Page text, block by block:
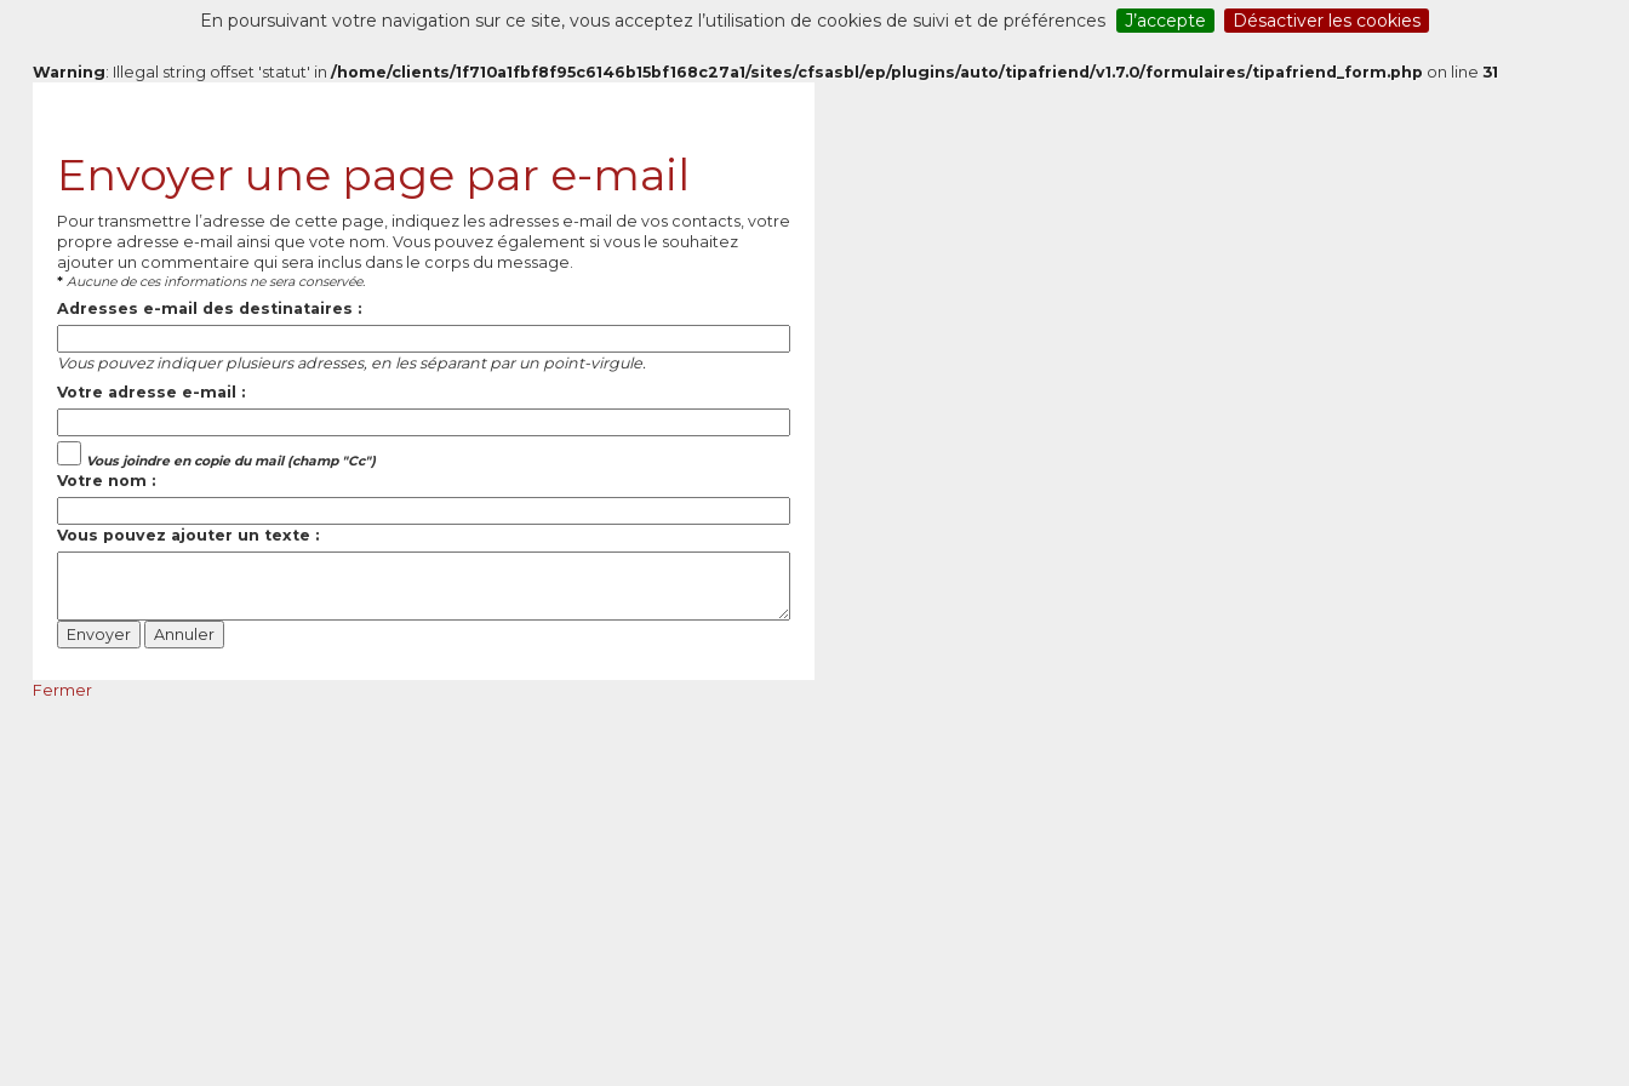
En poursuivant votre navigation sur ce site, vous acceptez l’utilisation de cookies de suivi et de préférences J’accepte Désactiver les cookies
Warning: Illegal string offset 'statut' in /home/clients/1f710a1fbf8f95c6146b15bf168c27a1/sites/cfsasbl/ep/plugins/auto/tipafriend/v1.7.0/formulaires/tipafriend_form.php on line 31
Envoyer une page par e-mail
Pour transmettre l’adresse de cette page, indiquez les adresses e-mail de vos contacts, votre
propre adresse e-mail ainsi que vote nom. Vous pouvez également si vous le souhaitez
ajouter un commentaire qui sera inclus dans le corps du message.
* Aucune de ces informations ne sera conservée.
Adresses e-mail des destinataires :
Vous pouvez indiquer plusieurs adresses, en les séparant par un point-virgule.
Votre adresse e-mail :
Vous joindre en copie du mail (champ "Cc")
Votre nom :
Vous pouvez ajouter un texte :
Fermer